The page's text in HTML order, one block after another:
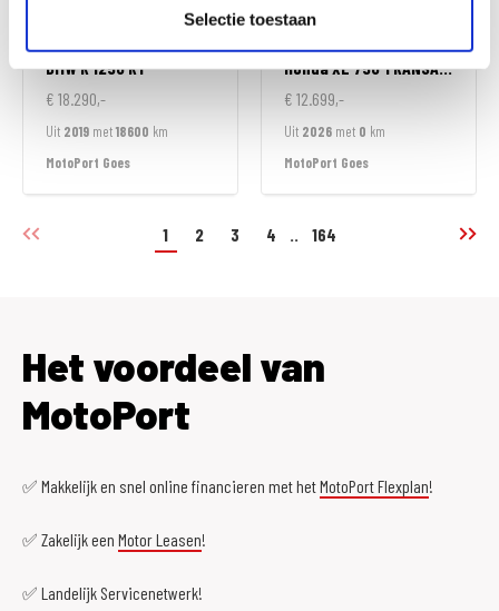
Selectie toestaan
BMWR 1250 RT
€ 18.290,-
Uit 2019 met18600 km
MotoPort Goes
HondaXL 750 TRANSALP
€ 12.699,-
Uit 2026 met 0 km
MotoPort Goes
1 2 3 4 .. 164
Het voordeel van
MotoPort
✅ Makkelijk en snel online financieren met hetMotoPort Flexplan!
✅ Zakelijk een Motor Leasen!
✅ Landelijk Servicenetwerk!